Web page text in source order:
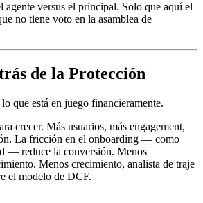
agente versus el principal. Solo que aquí el
no tiene voto en la asamblea de
de la Protección
que está en juego financieramente.
crecer. Más usuarios, más engagement,
La fricción en el onboarding — como
— reduce la conversión. Menos
Menos crecimiento, analista de traje
el modelo de DCF.